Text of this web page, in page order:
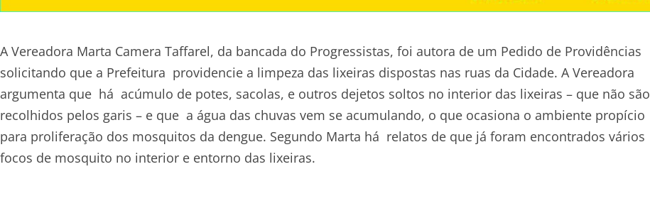
A Vereadora Marta Camera Taffarel, da bancada do Progressistas, foi autora de um Pedido de Providências
solicitando que a Prefeitura providencie a limpeza das lixeiras dispostas nas ruas da Cidade. A Vereadora
argumenta que há acúmulo de potes, sacolas, e outros dejetos soltos no interior das lixeiras – que não são
recolhidos pelos garis – e que a água das chuvas vem se acumulando, o que ocasiona o ambiente propício
para proliferação dos mosquitos da dengue. Segundo Marta há relatos de que já foram encontrados vários
focos de mosquito no interior e entorno das lixeiras.